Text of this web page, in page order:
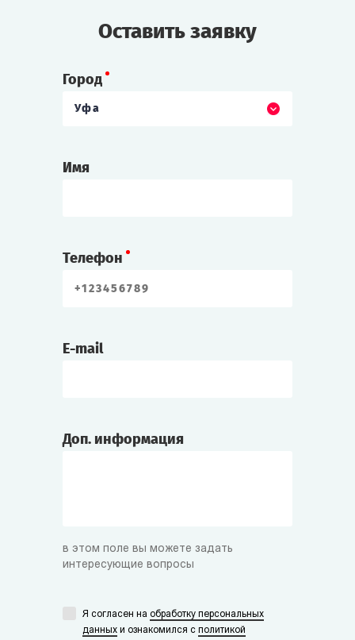
Оставить заявку
Город
Уфа
Имя
Телефон
E-mail
Доп. информация
в этом поле вы можете задать
интересующие вопросы
Я согласен на обработку персональных
данных и ознакомился с политикой